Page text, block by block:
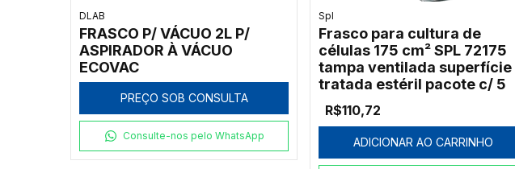
DLAB
FRASCO P/ VÁCUO 2L P/
ASPIRADOR À VÁCUO
ECOVAC
PREÇO SOB CONSULTA
Consulte-nos pelo WhatsApp
Spl
Frasco para cultura de
células 175 cm² SPL 72175
tampa ventilada superfície
tratada estéril pacote c/ 5
R$110,72
ADICIONAR AO CARRINHO